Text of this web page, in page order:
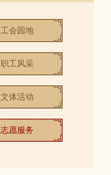
工会园地
职工风采
文体活动
志愿服务